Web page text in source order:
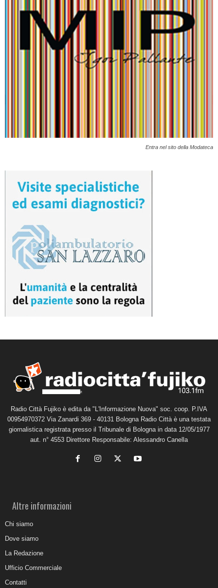
Entra nel sito della Modateca
Radio Città Fujiko è edita da "L'Informazione Nuova" soc. coop. P.IVA
00954970372 Via Zanardi 369 - 40131 Bologna Radio Città è una testata
giornalistica registrata presso il Tribunale di Bologna in data 12/05/1977
aut. n° 4553 Direttore Responsabile: Alessandro Canella
Altre informazioni
Chi siamo
Dove siamo
La Redazione
Ufficio Commerciale
Contatti